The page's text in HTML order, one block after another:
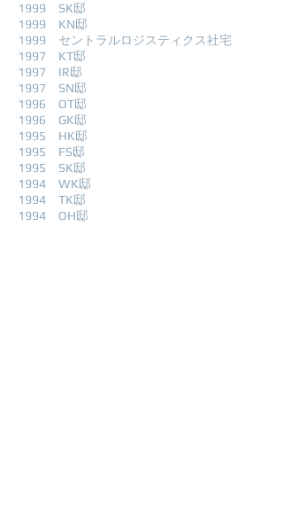
1999 SK邸
1999 KN邸
1999 セントラルロジスティクス社宅
1997 KT邸
1997 IR邸
1997 SN邸
1996 OT邸
1996 GK邸
1995 HK邸
1995 FS邸
1995 SK邸
1994 WK邸
1994 TK邸
1994 OH邸